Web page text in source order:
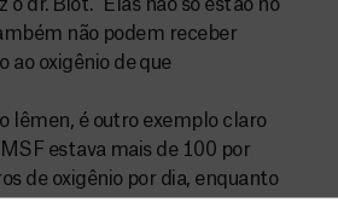
dr. Biot. “Elas não só estão no
não podem receber
ao oxigênio de que
Iêmen, é outro exemplo claro
estava mais de 100 por
de oxigênio por dia, enquanto